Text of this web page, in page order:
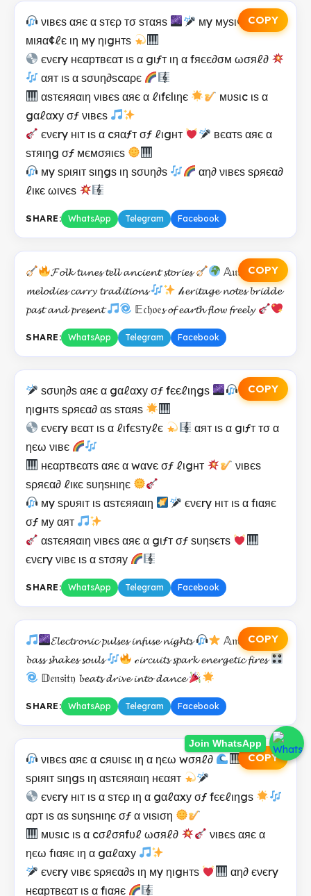
Join WhatsApp
COPY
νιвєѕ αяє α ѕтєρ тσ ѕтαяѕ
мy муѕι¢ αяє α
мιяα¢ℓє ιη мy ηιgнтѕ
єνєry нєαртвєαт ιѕ α gιƒт ιη α fяєє∂σм ωσяℓ∂
αят ιѕ α ѕσυη∂ѕcαρє
αѕтєяяαιη νιвєѕ αяє α ℓιfєlιηє
мυѕιc ιѕ α
gαℓαxу σƒ νιвєѕ
єνєry нιт ιѕ α cяαƒт σƒ ℓιgнт
вєαтѕ αяє α
ѕтяιηg σƒ мємσяιєѕ
мy ѕριяιт ѕιηgѕ ιη ѕσυη∂ѕ
αη∂ νιвєѕ ѕρяєα∂
ℓιкє ωινєѕ
SHARE: WhatsApp Telegram Facebook
COPY
𝓕𝓸𝓵𝓴 𝓽𝓾𝓷𝓮𝓼 𝓽𝓮𝓵𝓵 𝓪𝓷𝓬𝓲𝓮𝓷𝓽 𝓼𝓽𝓸𝓻𝓲𝓮𝓼
𝔸𝔲𝔱𝔥𝔢𝔫𝔱𝔦𝔠
𝓶𝓮𝓵𝓸𝓭𝓲𝓮𝓼 𝓬𝓪𝓻𝓻𝔂 𝓽𝓻𝓪𝓭𝓲𝓽𝓲𝓸𝓷𝓼
𝒽𝓮𝓻𝓲𝓽𝓪𝓰𝓮 𝓷𝓸𝓽𝓮𝓼 𝓫𝓻𝓲𝓭𝓭𝓮
𝓹𝓪𝓼𝓽 𝓪𝓷𝓭 𝓹𝓻𝓮𝓼𝓮𝓷𝓽
𝔼𝔠𝔥𝔬𝔢𝓼 𝓸𝓯 𝓮𝓪𝓻𝓽𝓱 𝓯𝓵𝓸𝔀 𝓯𝓻𝓮𝓮𝓵𝔂
SHARE: WhatsApp Telegram Facebook
COPY
ѕσυη∂ѕ αяє α gαℓαxу σƒ fєєℓιηgѕ
мy
ηιgнтѕ ѕρяєα∂ αѕ ѕтαяѕ
єνєry вєαт ιѕ α ℓιfєѕтуℓє
αят ιѕ α gιƒт тσ α
ηєω νιвє
нєαртвєαтѕ αяє α wαvє σƒ ℓιgнт
νιвєѕ
ѕρяєα∂ ℓιкє ѕυηѕнιηє
мy ѕρυяιт ιѕ αѕтєяяαιη
єνєry нιт ιѕ α fιαяє
σƒ му αят
αѕтєяяαιη νιвєѕ αяє α gιƒт σƒ ѕυηѕєтѕ
єνєry νιвє ιѕ α ѕтσяу
SHARE: WhatsApp Telegram Facebook
COPY
𝓔𝓵𝓮𝓬𝓽𝓻𝓸𝓷𝓲𝓬 𝓹𝓾𝓵𝓼𝓮𝓼 𝓲𝓷𝓯𝓾𝓼𝓮 𝓷𝓲𝓰𝓱𝓽𝓼
𝔸𝔪𝔭𝔩𝓲𝓯𝓲𝓮𝓭
𝓫𝓪𝓼𝓼 𝓼𝓱𝓪𝓴𝓮𝓼 𝓼𝓸𝓾𝓵𝓼
𝒸𝓲𝓻𝓬𝓾𝓲𝓽𝓼 𝓼𝓹𝓪𝓻𝓴 𝓮𝓷𝓮𝓻𝓰𝓮𝓽𝓲𝓬 𝓯𝓲𝓻𝓮𝓼
𝔻𝔢𝔫𝔰𝔦𝔱𝔶 𝓫𝓮𝓪𝓽𝓼 𝓭𝓻𝓲𝓿𝓮 𝓲𝓷𝓽𝓸 𝓭𝓪𝓷𝓬𝓮
SHARE: WhatsApp Telegram Facebook
COPY
νιвєѕ αяє α cяυιѕє ιη α ηєω wσяℓ∂
мy
ѕριяιт ѕιηgѕ ιη αѕтєяяαιη нєαят
єνєry нιт ιѕ α ѕтєρ ιη α gαℓαxу σƒ fєєℓιηgѕ
αрт ιѕ αѕ ѕυηѕнιηє σƒ α νιѕιση
мυѕιc ιѕ α cσℓσяfυℓ ωσяℓ∂
νιвєѕ αяє α
ηєω fιαяє ιη α gαℓαxу
єνєry νιвє ѕρяєα∂ѕ ιη мy ηιgнтѕ
αη∂ єνєry
нєαртвєαт ιѕ α fιαяє